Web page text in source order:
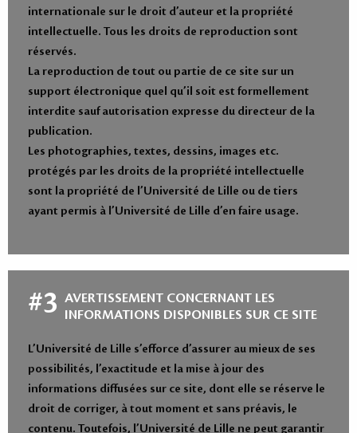
internationale sur le droit d’auteur et la propriété
intellectuelle. Tous les droits de reproduction sont
réservés.
La reproduction de tout ou partie de ce site sur un
support électronique quel qu’il soit est formellement
interdite sauf autorisation expresse du directeur de la
publication.
Les photographies, textes, dessins, images etc.
protégés par les droits de la propriété intellectuelle
sont la propriété de l’Université de Lille ou de tiers
ayant permis à l’Université de Lille d’en faire usage.
#3 AVERTISSEMENT CONCERNANT LES
INFORMATIONS DISPONIBLES SUR CE SITE
L’Université de Lille s’efforce d’assurer au mieux de ses
possibilités, l’exactitude et la mise à jour des
informations diffusées sur ce site, dont elle se réserve le
droit de corriger, à tout moment et sans préavis, le
contenu. Toutefois, l’Université de Lille ne peut garantir